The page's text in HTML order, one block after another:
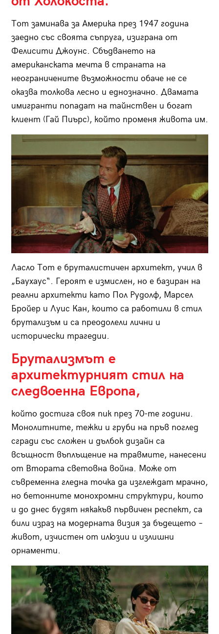
Тот заминава за Америка през 1947 година
заедно със своята съпруга, изиграна от
Фелисити Джоунс. Сбъдването на
американската мечта в страната на
неограничените възможности обаче не се
оказва толкова лесно и еднозначно. Двамата
имигранти попадат на тайнствен и богат
клиент (Гай Пиърс), който променя живота им.
Ласло Тот е бруталистичен архитект, учил в
„Баухаус“. Героят е измислен, но е базиран на
реални архитекти като Пол Рудолф, Марсел
Бройер и Луис Кан, които са работили в стил
брутализъм и са преодолели лични и
исторически трагедии.
Брутализмът е
архитектурният стил на
следвоенна Европа,
който достига своя пик през 70-те години.
Монолитните, тежки и груби на пръв поглед
сгради със сложен и дълбок дизайн са
всъщност въплъщение на травмите, нанесени
от Втората световна война. Може от
съвременна гледна точка да изглеждат мрачно,
но бетонните монохромни структури, които
и до днес будят някакъв първичен респект, са
били израз на модерната визия за бъдещето –
живот, изчистен от илюзии и излишни
орнаменти.